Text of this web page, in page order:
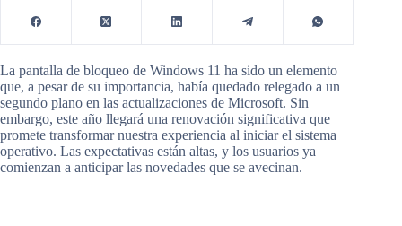
La pantalla de bloqueo de Windows 11 ha sido un elemento
que, a pesar de su importancia, había quedado relegado a un
segundo plano en las actualizaciones de Microsoft. Sin
embargo, este año llegará una renovación significativa que
promete transformar nuestra experiencia al iniciar el sistema
operativo. Las expectativas están altas, y los usuarios ya
comienzan a anticipar las novedades que se avecinan.